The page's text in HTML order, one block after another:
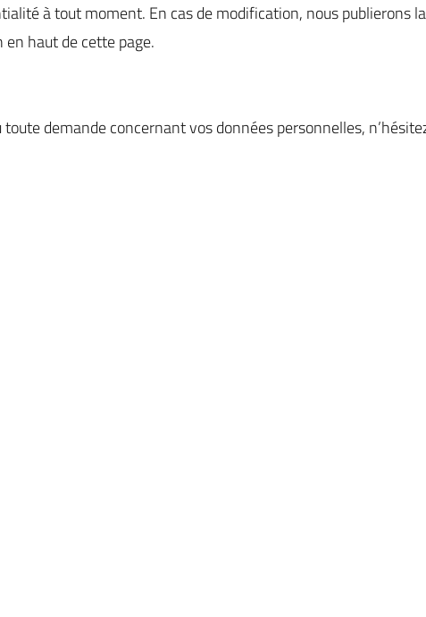
à tout moment. En cas de modification, nous publierons
haut de cette page.
demande concernant vos données personnelles,